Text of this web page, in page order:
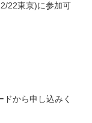
22東京)に参加可
から申し込みく